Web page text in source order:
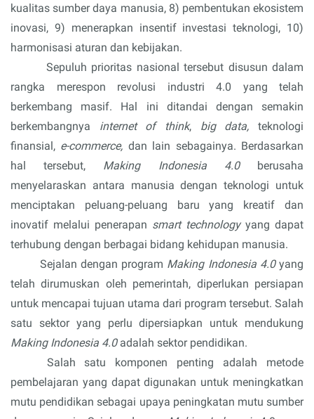
kualitas sumber daya manusia, 8) pembentukan ekosistem
inovasi, 9) menerapkan insentif investasi teknologi, 10)
harmonisasi aturan dan kebijakan.
Sepuluh prioritas nasional tersebut disusun dalam
rangka merespon revolusi industri 4.0 yang telah
berkembang masif. Hal ini ditandai dengan semakin
berkembangnya internet of think, big data, teknologi
finansial, e-commerce, dan lain sebagainya. Berdasarkan
hal tersebut, Making Indonesia 4.0 berusaha
menyelaraskan antara manusia dengan teknologi untuk
menciptakan peluang-peluang baru yang kreatif dan
inovatif melalui penerapan smart technology yang dapat
terhubung dengan berbagai bidang kehidupan manusia.
Sejalan dengan program Making Indonesia 4.0 yang
telah dirumuskan oleh pemerintah, diperlukan persiapan
untuk mencapai tujuan utama dari program tersebut. Salah
Making Indonesia 4.0 adalah sektor pendidikan.
Salah satu komponen penting adalah metode
pembelajaran yang dapat digunakan untuk meningkatkan
mutu pendidikan sebagai upaya peningkatan mutu sumber